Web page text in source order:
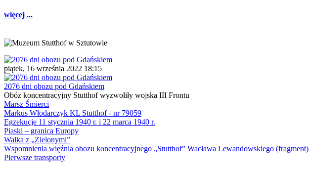
więcej ...
piątek, 16 września 2022 18:15
2076 dni obozu pod Gdańskiem
Obóz koncentracyjny Stutthof wyzwoliły wojska III Frontu
Marsz Śmierci
Markus Włodarczyk KL Stutthof - nr 79059
Egzekucje 11 stycznia 1940 r. i 22 marca 1940 r.
Piaski – granica Europy
Walka z „Zielonymi”
Wspomnienia więźnia obozu koncentracyjnego „Stutthof” Wacława Lewandowskiego (fragment)
Pierwsze transporty